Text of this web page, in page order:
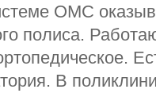
ОМС
полиса.
В